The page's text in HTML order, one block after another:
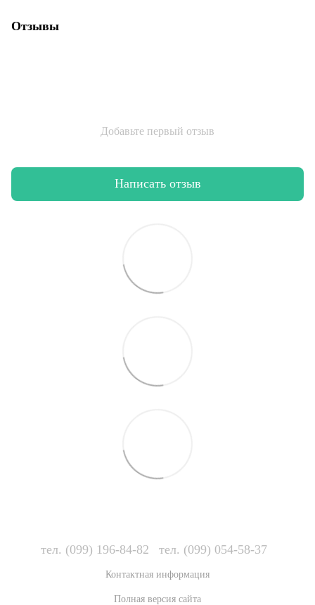
Отзывы
Добавьте первый отзыв
Написать отзыв
тел. (099) 196-84-82 тел. (099) 054-58-37
Контактная информация
Полная версия сайта